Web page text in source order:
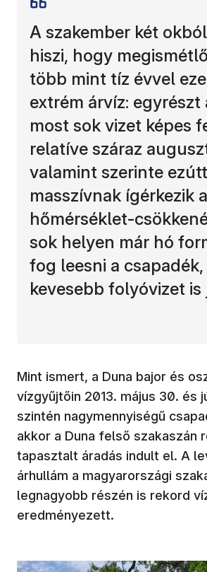
A szakember két
hiszi, hogy
több mint tíz évvel
extrém árvíz: egyrészt
most sok vizet képes
relatíve száraz
valamint szerinte
masszívnak ígérkezik a
hőmérséklet-
sok helyen már hó
fog leesni a csapadék,
kevesebb folyóvizet is
Mint ismert, a Duna bajor és
vízgyűjtőin 2013. május 30. és
szintén nagymennyiségű
akkor a Duna felső szakaszán
tapasztalt áradás indult el. A
árhullám a magyarországi
legnagyobb részén is rekord
eredményezett.